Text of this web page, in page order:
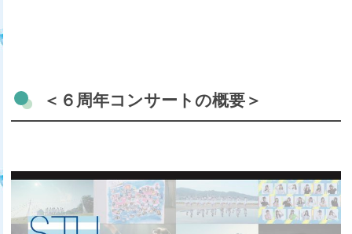
＜６周年コンサートの概要＞